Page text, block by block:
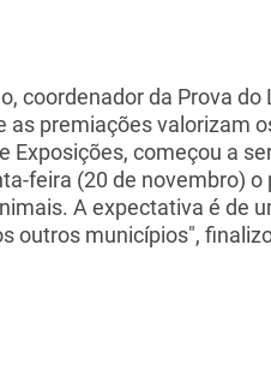
coordenador da Prova
as premiações valorizam
Exposições, começou a
feira (20 de novembro) o
A expectativa é de
outros municípios",